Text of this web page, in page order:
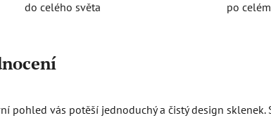
do celého světa po
pohled vás potěší jednoduchý a čistý design sklenek.